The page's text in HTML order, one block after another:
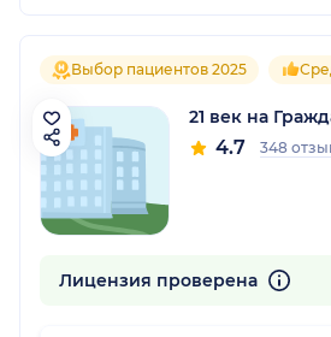
Выбор пациентов 2025
21 век на
4.7 348
Лицензия проверена